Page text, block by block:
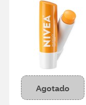
Agotado